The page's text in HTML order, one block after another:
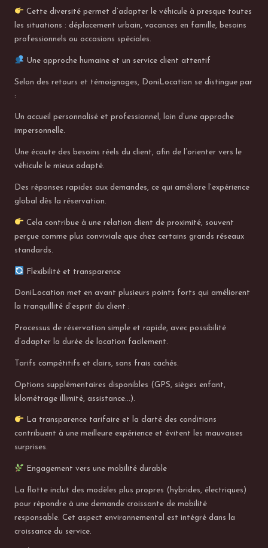
i
s
s
e
Cette diversité permet d’adapter le véhicule à presque toutes
les situations : déplacement urbain, vacances en famille, besoins
professionnels ou occasions spéciales.
Une approche humaine et un service client attentif
Selon des retours et témoignages, DoniLocation se distingue par
:
Un accueil personnalisé et professionnel, loin d’une approche
impersonnelle.
Une écoute des besoins réels du client, afin de l’orienter vers le
véhicule le mieux adapté.
Des réponses rapides aux demandes, ce qui améliore l’expérience
global dès la réservation.
Cela contribue à une relation client de proximité, souvent
perçue comme plus conviviale que chez certains grands réseaux
standards.
Flexibilité et transparence
DoniLocation met en avant plusieurs points forts qui améliorent
la tranquillité d’esprit du client :
Processus de réservation simple et rapide, avec possibilité
d’adapter la durée de location facilement.
Tarifs compétitifs et clairs, sans frais cachés.
Options supplémentaires disponibles (GPS, sièges enfant,
kilométrage illimité, assistance…).
La transparence tarifaire et la clarté des conditions
contribuent à une meilleure expérience et évitent les mauvaises
surprises.
Engagement vers une mobilité durable
La flotte inclut des modèles plus propres (hybrides, électriques)
pour répondre à une demande croissante de mobilité
responsable. Cet aspect environnemental est intégré dans la
croissance du service.